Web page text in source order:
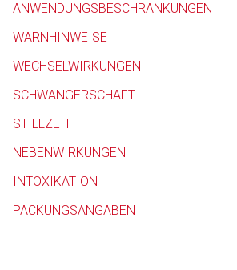
ANWENDUNGSBESCHRÄNKUNGEN
WARNHINWEISE
WECHSELWIRKUNGEN
SCHWANGERSCHAFT
STILLZEIT
NEBENWIRKUNGEN
INTOXIKATION
PACKUNGSANGABEN